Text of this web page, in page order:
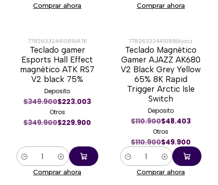
Comprar ahora Comprar ahora
-34%
77826332441089|ATK
Teclado gamer
Esports Hall Effect
magnético ATK RS7
V2 black 75%
Deposito
$349.900$223.003
Otros
$349.900$229.900
Cantidad
Comprar ahora
-55%
77826332441088|Ajazz
Teclado Magnético
Gamer AJAZZ AK680
V2 Black Grey Yellow
65% 8K Rapid
Trigger Arctic Isle
Switch
Deposito
$110.900$48.403
Otros
$110.900$49.900
Cantidad
Comprar ahora